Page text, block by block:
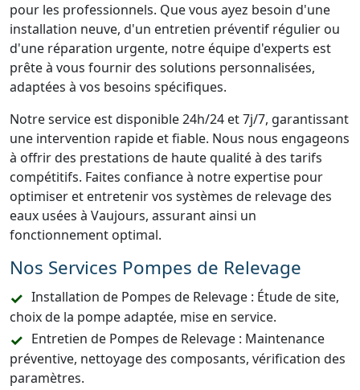
pour les professionnels. Que vous ayez besoin d'une
installation neuve, d'un entretien préventif régulier ou
d'une réparation urgente, notre équipe d'experts est
prête à vous fournir des solutions personnalisées,
adaptées à vos besoins spécifiques.
Notre service est disponible 24h/24 et 7j/7, garantissant
une intervention rapide et fiable. Nous nous engageons
à offrir des prestations de haute qualité à des tarifs
compétitifs. Faites confiance à notre expertise pour
optimiser et entretenir vos systèmes de relevage des
eaux usées à Vaujours, assurant ainsi un
fonctionnement optimal.
Nos Services Pompes de Relevage
Installation de Pompes de Relevage : Étude de site,
choix de la pompe adaptée, mise en service.
Entretien de Pompes de Relevage : Maintenance
préventive, nettoyage des composants, vérification des
paramètres.